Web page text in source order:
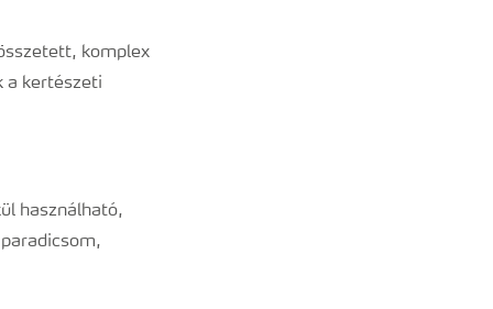
komplex
a kertészeti
használható,